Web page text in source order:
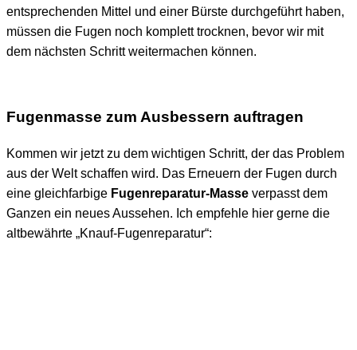
entsprechenden Mittel und einer Bürste durchgeführt haben,
müssen die Fugen noch komplett trocknen, bevor wir mit
dem nächsten Schritt weitermachen können.
Fugenmasse zum Ausbessern auftragen
Kommen wir jetzt zu dem wichtigen Schritt, der das Problem
aus der Welt schaffen wird. Das Erneuern der Fugen durch
eine gleichfarbige Fugenreparatur-Masse verpasst dem
Ganzen ein neues Aussehen. Ich empfehle hier gerne die
altbewährte „Knauf-Fugenreparatur“: